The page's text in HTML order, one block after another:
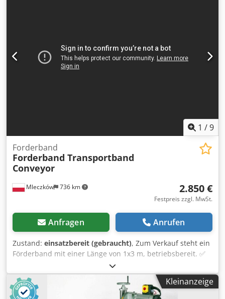
1 /9
Mleczków 736 km
Forderband
Forderband Transportband
Conveyor
2.850 €
Festpreis zzgl. MwSt.
Anfragen Anrufen
Zustand: einsatzbereit (gebraucht), Zum Verkauf steht ein
Förderband mit einer Länge von 1x3 m, betriebsbereit. ✅
Länge: 1x3 m ✅ Bandbreite: 0,4 m ✅ Transport kann
organisiert werden ✅ Große Auswahl an Förderbändern
auf Lager Dcodpfet R R T Tox Altek Kontaktieren Sie uns
gerne. Wir helfen Ihnen, das passende Förderband für
Kleinanzeige